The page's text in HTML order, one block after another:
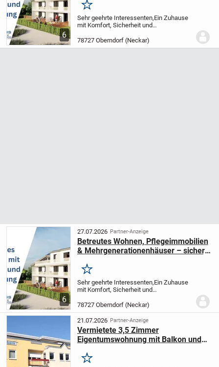
6
Merken
Sehr geehrte Interessenten,Ein Zuhause
mit Komfort, Sicherheit und
als nur eine Wohnung suchen.
HAUS GmbH Firmengruppe plant und
78727 Oberndorf (Neckar)
6
27.07.2026 Partner-Anzeige
Betreutes Wohnen, Pflegeimmobilien
& Mehrgenerationenhäuser – sicher,
Merken
Sehr geehrte Interessenten,Ein Zuhause
mit Komfort, Sicherheit und
als nur eine Wohnung suchen.
HAUS GmbH Firmengruppe plant und
realisiert hochwertig...
78727 Oberndorf (Neckar)
21.07.2026 Partner-Anzeige
Vermietete 3,5 Zimmer
Eigentumswohnung mit Balkon und
Merken